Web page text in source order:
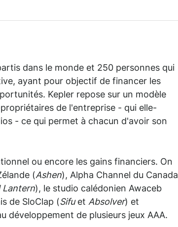
dans le monde et 250 personnes qui
ayant pour objectif de financer les
Kepler repose sur un modèle
de l'entreprise - qui elle-
- ce qui permet à chacun d'avoir son
ou encore les gains financiers. On
(Ashen), Alpha Channel du Canada
Lantern), le studio calédonien Awaceb
de SloClap (Sifuet Absolver) et
développement de plusieurs jeux AAA.